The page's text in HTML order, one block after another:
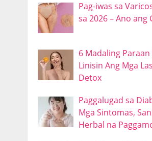
Pag-iwas sa
sa 2026 – Ano ang
6 Madaling
Linisin Ang Mga
Detox
Paggalugad sa
Mga Sintomas,
Herbal na